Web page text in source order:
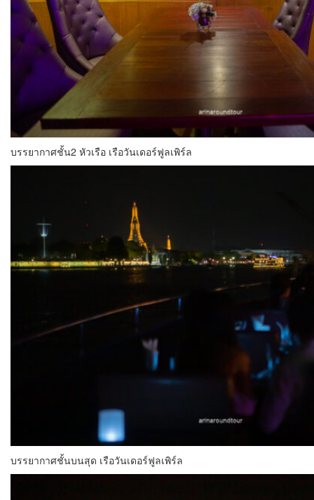
บรรยากาศชั้น2 หัวเรือ เรือวันเดอร์ฟูลเพิร์ล
บรรยากาศชั้นบนสุด เรือวันเดอร์ฟูลเพิร์ล